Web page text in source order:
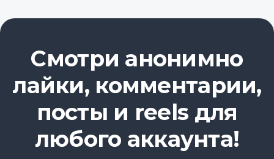
Смотри анонимно
лайки, комментарии,
посты и reels для
любого аккаунта!